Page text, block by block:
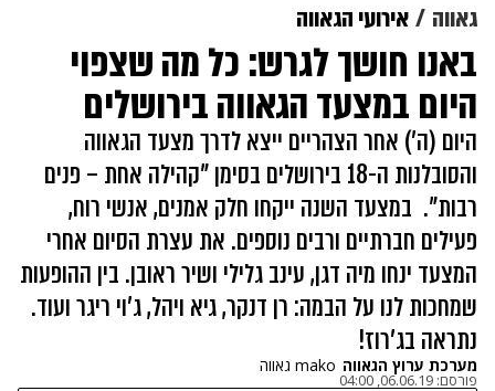
גאווה אירועי הגאווה
באנו חושך לגרש: כל מה שצפוי
היום במצעד הגאווה בירושלים
היום (ה') אחר הצהריים ייצא לדרך מצעד הגאווה
והסובלנות ה-18 בירושלים בסימן "קהילה אחת – פנים
רבות". במצעד השנה ייקחו חלק אמנים, אנשי רוח,
פעילים חברתיים ורבים נוספים. את עצרת הסיום אחרי
המצעד ינחו מיה דגן, עינב גלילי ושיר ראובן. בין ההופעות
שמחכות לנו על הבמה: רן דנקר, גיא ויהל, ג'וי ריגר ועוד.
נתראה בג'רוז!
מערכת ערוץ הגאווה mako גאווה
פורסם: 06.06.19, 04:00